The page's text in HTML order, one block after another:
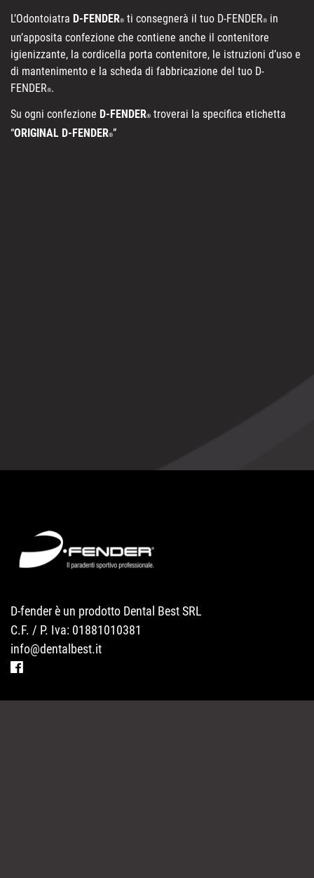
L’Odontoiatra D-FENDER® ti consegnerà il tuo D-FENDER® in
un’apposita confezione che contiene anche il contenitore
igienizzante, la cordicella porta contenitore, le istruzioni d’uso e
di mantenimento e la scheda di fabbricazione del tuo D-
FENDER®.
Su ogni confezione D-FENDER® troverai la specifica etichetta
“ORIGINAL D-FENDER®”
D-fender è un prodotto Dental Best SRL
C.F. / P. Iva: 01881010381
info@dentalbest.it